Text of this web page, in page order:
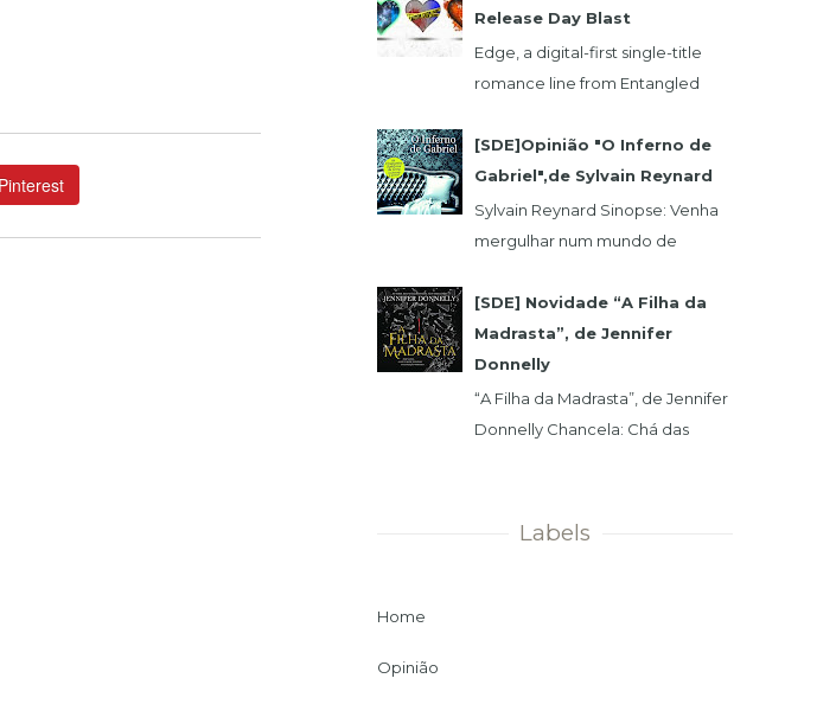
amor. P...
Release Day Blast
Edge, a digital-first single-title
romance line from Entangled
popular Select imprint but gives
its...
[SDE]Opinião "O Inferno de
Gabriel",de Sylvain Reynard
Sylvain Reynard Sinopse: Venha
mergulhar num mundo de
sem limites....
[SDE] Novidade “A Filha da
Madrasta”, de Jennifer
Donnelly
“A Filha da Madrasta”, de Jennifer
Donnelly Chancela: Chá das
Labels
Home
Opinião